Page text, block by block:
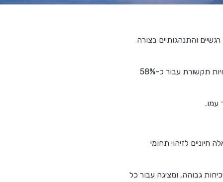
והתנהגותיים בצורה
מחקרים עדכניים מראים כי שימוש עקבי בסיפורים חברתיים מגיל צעיר מפחית חרדה ב-62% ומשפר מיומנויות תקשורת עבור כ-58%
עמו.
לזיהוי תחומי
אוטיסטים בגילאי 3-5 מתמודדים עמם בשכיחות גבוהה, ומציגה עבור כל